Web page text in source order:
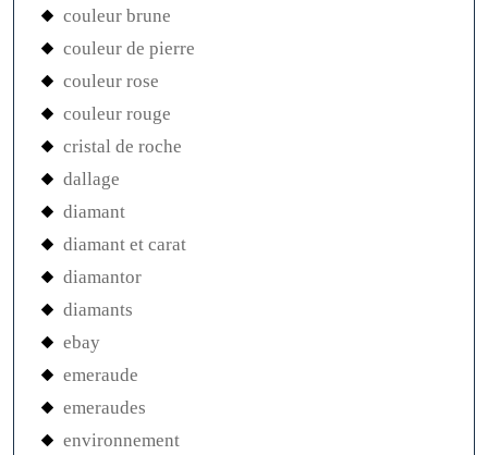
couleur brune
couleur de pierre
couleur rose
couleur rouge
cristal de roche
dallage
diamant
diamant et carat
diamantor
diamants
ebay
emeraude
emeraudes
environnement